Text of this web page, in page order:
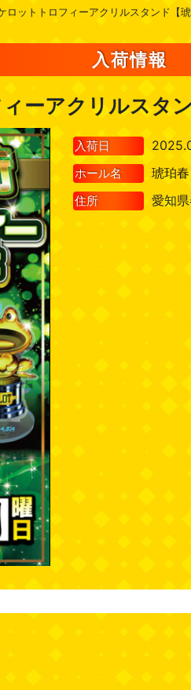
ロットトロフィーアクリルスタンド【琥
入荷情報
ーアクリルスタン
入荷日
ホール名 琥珀
住所 愛知